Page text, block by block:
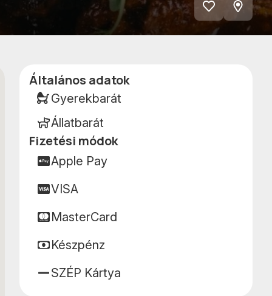
adomterképen
Adatok
Általános adatok
Gyerekbarát
Állatbarát
Fizetési módok
Apple Pay
VISA
MasterCard
Készpénz
SZÉP Kártya